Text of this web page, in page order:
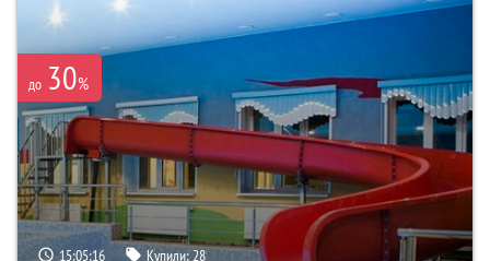
до 30%
15:05:15 Купили:28